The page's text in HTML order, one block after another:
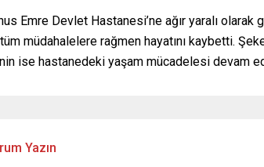
Emre Devlet Hastanesi’ne ağır yaralı olarak
müdahalelere rağmen hayatını kaybetti.
ise hastanedeki yaşam mücadelesi devam
Yazın